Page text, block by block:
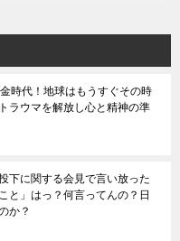
時代！地球はもうすぐその時
ラウマを解放し心と精神の準
下に関する会見で言い放った
と」はっ？何言ってんの？日
か？